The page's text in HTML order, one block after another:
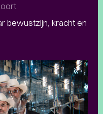
bewustzijn, kracht en